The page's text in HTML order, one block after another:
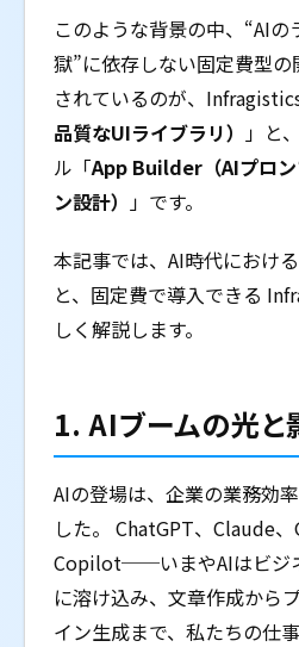
このような背景の中、“AI
獄”に依存しない固定費型
されているのが、
品質なUIライブラリ） 」と
ル「App Builder（AIプロ
ン設計） 」です。
本記事では、AI時代におけ
と、固定費で導入できる
しく解説します。
1. AIブームの光と
AIの登場は、企業の業務効
した。 ChatGPT、Claude、
Copilot──いまやAIはビジ
に溶け込み、文章作成から
イン生成まで、私たちの仕